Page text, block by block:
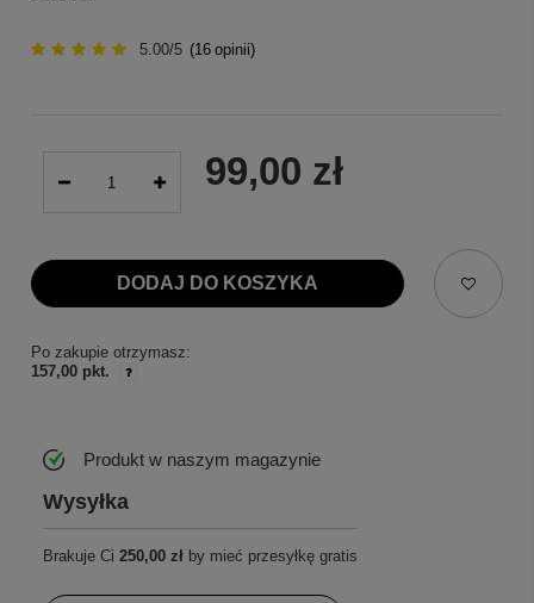
5.00/5 (16 opinii)
99,00 zł
DODAJ DO KOSZYKA
Po zakupie otrzymasz:
157,00 pkt.
Produkt w naszym magazynie
Wysyłka
Brakuje Ci 250,00 zł by mieć przesyłkę gratis